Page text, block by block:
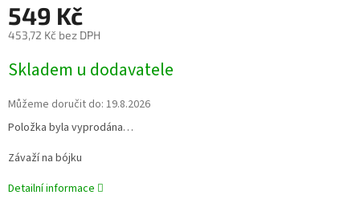
549 Kč
453,72 Kč bez DPH
cena:
Skladem u dodavatele
Můžeme doručit do: 19.8.2026
Položka byla vyprodána…
Závaží na bójku
Detailní informace